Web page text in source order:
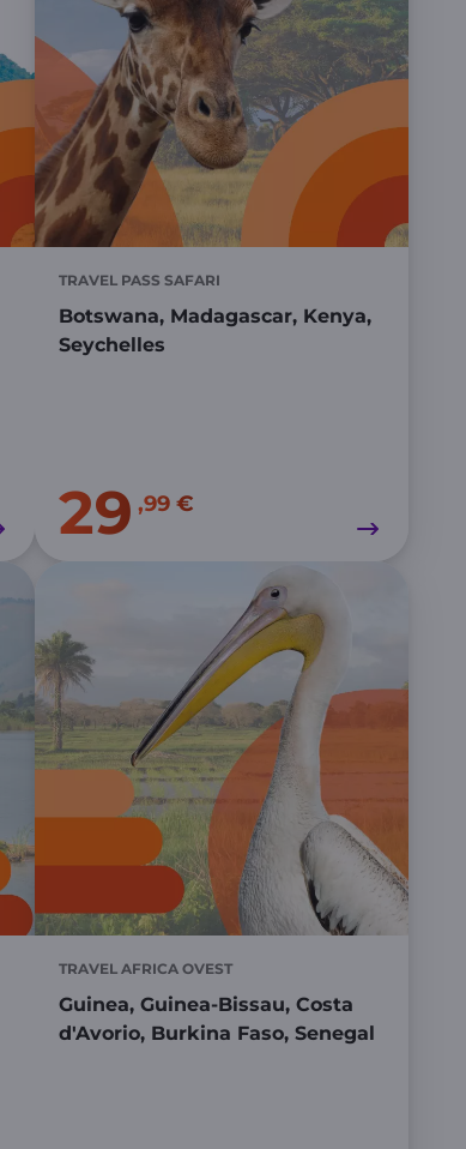
TRAVEL PASS SAFARI
Botswana, Madagascar, Kenya,
Seychelles
29 ,99 €
TRAVEL AFRICA OVEST
Guinea, Guinea-Bissau, Costa
d'Avorio,​ Burkina Faso, Senegal​​​​